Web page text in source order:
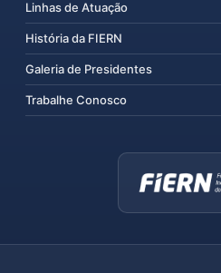
Linhas de Atuação
História da FIERN
Galeria de Presidentes
Trabalhe Conosco